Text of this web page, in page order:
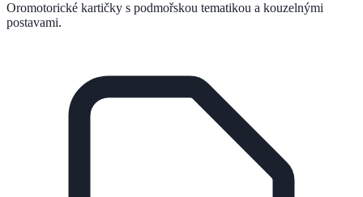
Oromotorické kartičky s podmořskou tematikou a kouzelnými
postavami.